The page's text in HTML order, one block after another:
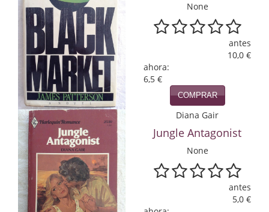
Física y química
Guerra Civil Española
Historia
historia
Infantil y juvenil
Infantil y juvenil. Nuevo!!
Infantil y juvenil. Nuevo!!!
Informática
Literatura fantástica
None
antes
10,0 €
ahora:
6,5 €
COMPRAR
Diana Gair
Jungle Antagonist
None
antes
5,0 €